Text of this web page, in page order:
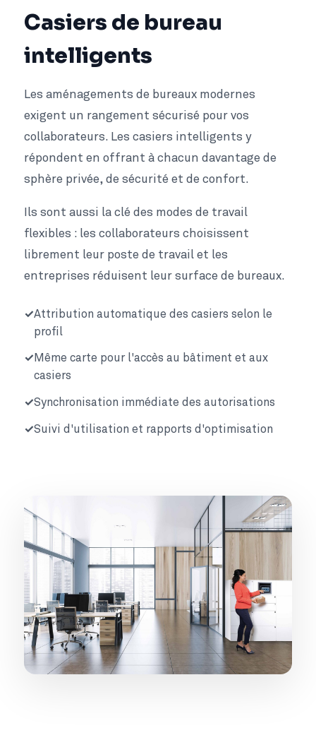
Casiers de bureau
intelligents
Les aménagements de bureaux modernes
exigent un rangement sécurisé pour vos
collaborateurs. Les casiers intelligents y
répondent en offrant à chacun davantage de
sphère privée, de sécurité et de confort.
Ils sont aussi la clé des modes de travail
flexibles : les collaborateurs choisissent
librement leur poste de travail et les
entreprises réduisent leur surface de bureaux.
Attribution automatique des casiers selon le
profil
Même carte pour l'accès au bâtiment et aux
casiers
Synchronisation immédiate des autorisations
Suivi d'utilisation et rapports d'optimisation